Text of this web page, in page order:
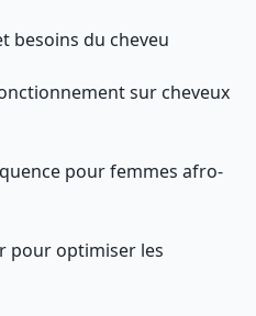
besoins du cheveu
sur cheveux
pour femmes afro-
pour optimiser les